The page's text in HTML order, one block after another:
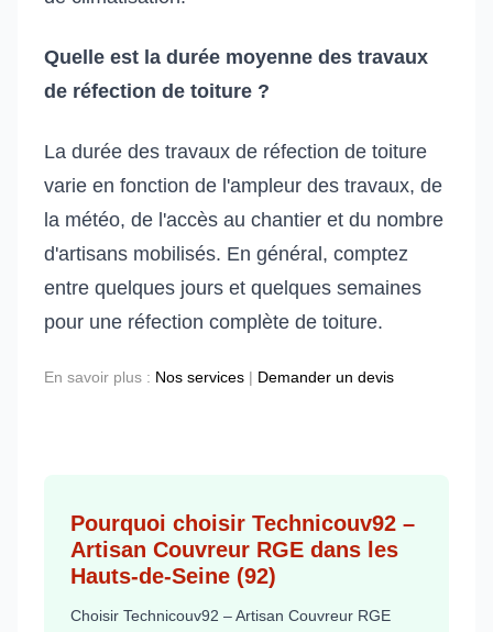
Quelle est la durée moyenne des travaux
de réfection de toiture ?
La durée des travaux de réfection de toiture
varie en fonction de l'ampleur des travaux, de
la météo, de l'accès au chantier et du nombre
d'artisans mobilisés. En général, comptez
entre quelques jours et quelques semaines
pour une réfection complète de toiture.
En savoir plus : Nos services | Demander un devis
Pourquoi choisir Technicouv92 –
Artisan Couvreur RGE dans les
Hauts-de-Seine (92)
Choisir Technicouv92 – Artisan Couvreur RGE